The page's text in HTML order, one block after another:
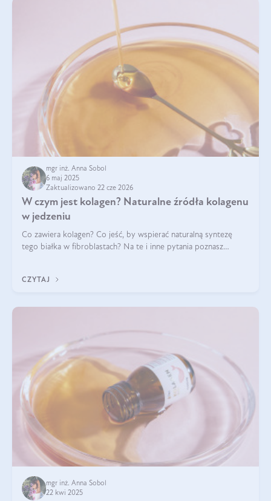
mgr inż. Anna Sobol
6 maj 2025
Zaktualizowano 22 cze 2026
W czym jest kolagen? Naturalne źródła kolagenu
w jedzeniu
Co zawiera kolagen? Co jeść, by wspierać naturalną syntezę
tego białka w fibroblastach? Na te i inne pytania poznasz
CZYTAJ
mgr inż. Anna Sobol
22 kwi 2025